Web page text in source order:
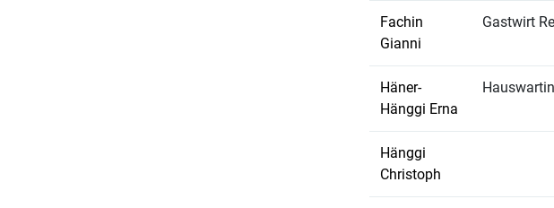
Fachin
Gianni
Gastwirt
Häner-
Hänggi Erna
Hänggi
Christoph